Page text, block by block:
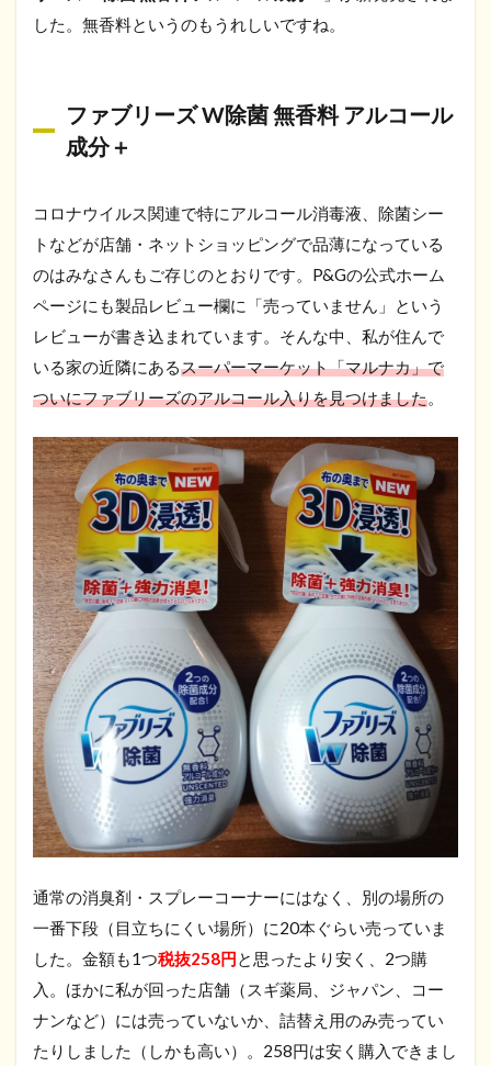
した。無香料というのもうれしいですね。
ファブリーズ W除菌 無香料 アルコール
成分＋
コロナウイルス関連で特にアルコール消毒液、除菌シー
トなどが店舗・ネットショッピングで品薄になっている
のはみなさんもご存じのとおりです。P&Gの公式ホーム
ページにも製品レビュー欄に「売っていません」という
レビューが書き込まれています。そんな中、私が住んで
いる家の近隣にあるスーパーマーケット「マルナカ」で
ついにファブリーズのアルコール入りを見つけました
通常の消臭剤・スプレーコーナーにはなく、別の場所の
一番下段（目立ちにくい場所）に20本ぐらい売っていま
した。金額も1つ税抜258円 と思ったより安く、2つ購
入。ほかに私が回った店舗（スギ薬局、ジャパン、コー
ナンなど）には売っていないか、詰替え用のみ売ってい
たりしました（しかも高い）。258円は安く購入できまし